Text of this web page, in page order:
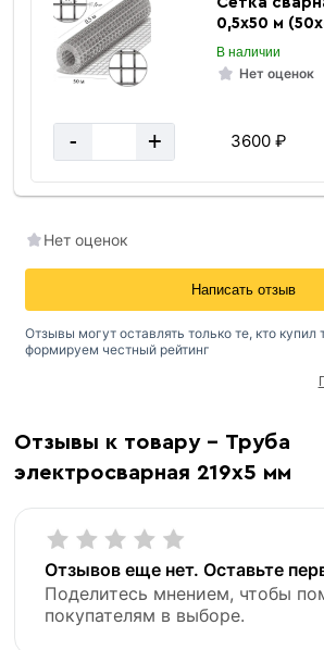
0,5х50 м
В наличии
Нет оценок
- + 3600 ₽
Отзывы к товару - Труба
электросварная 219х5 мм
Отзывов еще нет. Оставьте
Поделитесь мнением, чтобы
покупателям в выборе.
Нет оценок
Написать отзыв
Отзывы могут оставлять только те, кто купил
формируем честный рейтинг